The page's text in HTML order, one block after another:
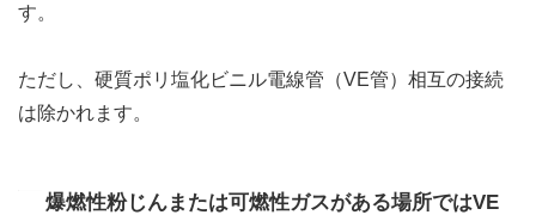
す。
ただし、硬質ポリ塩化ビニル電線管（VE管）相互の接続
は除かれます。
爆燃性粉じんまたは可燃性ガスがある場所ではVE